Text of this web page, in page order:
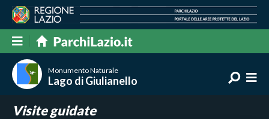
Monumento Naturale
Lago di Giulianello
Visite guidate